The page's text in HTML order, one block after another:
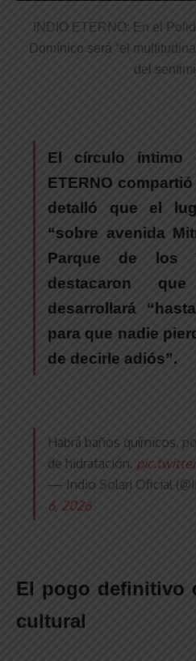
INDIO ETERNO: En el
Domínico será “el
del
El círculo íntimo
ETERNO
detalló que el
“sobre avenida
Parque de los
destacaron
desarrollará
para que nadie
de decirle adiós”.
Habrá baños químicos,
de hidratación.
— Indio Solari Oficial
6, 2026
El pogo definitivo
cultural